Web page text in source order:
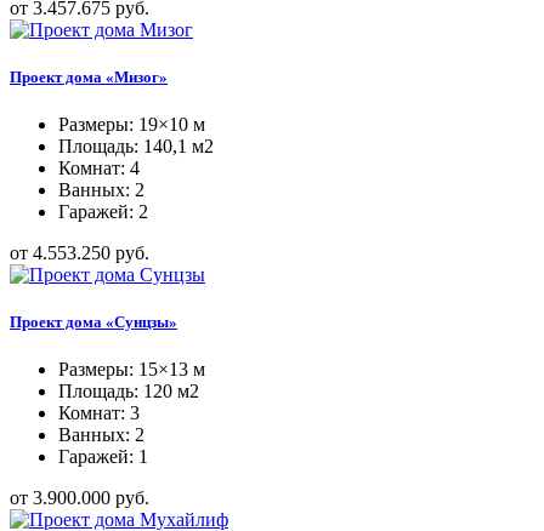
от 3.457.675 руб.
Проект дома «Мизог»
Размеры: 19×10 м
Площадь: 140,1 м2
Комнат: 4
Ванных: 2
Гаражей: 2
от 4.553.250 руб.
Проект дома «Сунцзы»
Размеры: 15×13 м
Площадь: 120 м2
Комнат: 3
Ванных: 2
Гаражей: 1
от 3.900.000 руб.